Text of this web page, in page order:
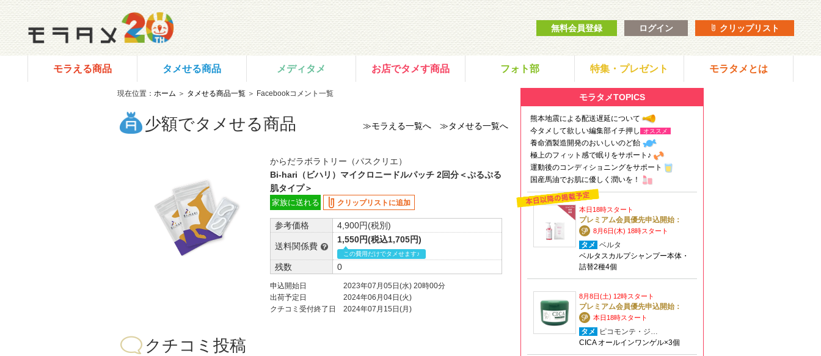
無料会員登録 ログイン クリップリスト
モラえる商品 タメせる商品 メディタメ お店でタメす商品 フォト部 特集・プレゼント モラタメとは
現在位置： ホーム ＞ タメせる商品一覧 ＞ Facebookコメント一覧
少額でタメせる商品 ≫モラえる一覧へ ≫タメせる一覧へ
からだラボラトリー（パスクリエ）
Bi-hari（ビハリ）マイクロニードルパッチ 2回分＜ぷるぷる
肌タイプ＞
家族に送れる クリップリストに追加
参考価格 4,900円(税別)
送料関係費
1,550円(税込1,705円)
この費用だけでタメせます♪
残数 0
申込開始日
2023年07月05日(水) 20時00分
出荷予定日
2024年06月04日(火)
クチコミ受付終了日
2024年07月15日(月)
クチコミ投稿
モラタメTOPICS
熊本地震による配送遅延について
今タメして欲しい編集部イチ押し
オススメ
養命酒製造開発のおいしいのど飴
極上のフィット感で眠りをサポート♪
運動後のコンディショニングをサポート
国産馬油でお肌に優しく潤いを！
本日18時スタート
プレミアム会員優先申込開始：
8月6日(木) 18時スタート
タメ ベルタ
ベルタスカルプシャンプー本体・
詰替2種4個
8月8日(土) 12時スタート
プレミアム会員優先申込開始：
本日18時スタート
タメ
ピコモンテ・ジ…
CICA オールインワンゲル×3個